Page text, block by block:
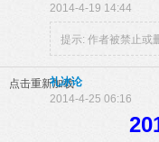
2014-4-19 14:44
提示: 作者被禁止或
点击重新加载
礼冰论
2014-4-25 06:16